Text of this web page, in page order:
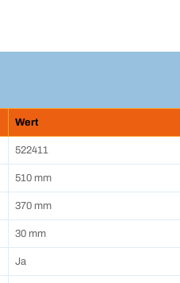
Wert
522411
510 mm
370 mm
30 mm
Ja